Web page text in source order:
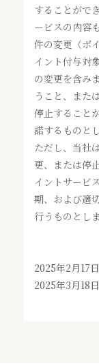
することがで
ービスの内容
件の変更（ポ
イント付与対
の変更を含み
うこと、また
停止すること
諾するものとし
ただし、当社
更、または停
イントサービ
期、および適
行うものとしま
2025年2月17
2025年3月18